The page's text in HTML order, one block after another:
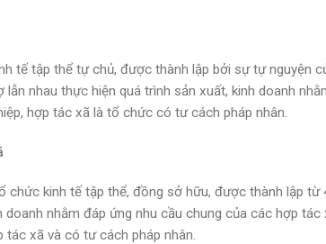
tế tập thể tự chủ, được thành lập bởi sự tự nguyện
nhau thực hiện quá trình sản xuất, kinh doanh
hợp tác xã là tổ chức có tư cách pháp nhân.
chức kinh tế tập thể, đồng sở hữu, được thành lập
nhằm đáp ứng nhu cầu chung của các hợp
tác xã và có tư cách pháp nhân.